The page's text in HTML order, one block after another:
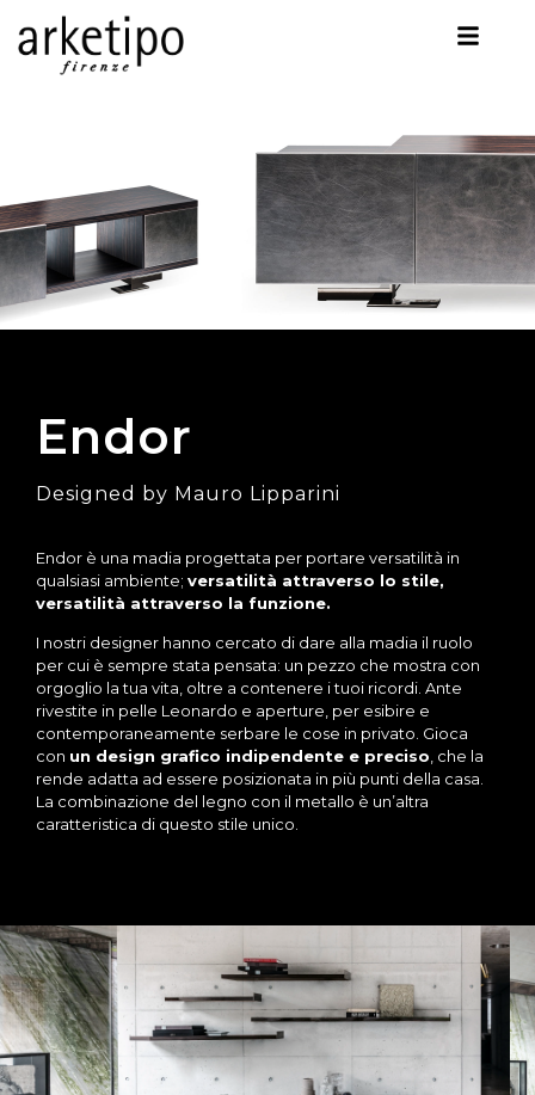
Endor
Designed by Mauro Lipparini
Endor è una madia progettata per portare versatilità in
qualsiasi ambiente; versatilità attraverso lo stile,
versatilità attraverso la funzione.
I nostri designer hanno cercato di dare alla madia il ruolo
per cui è sempre stata pensata: un pezzo che mostra con
orgoglio la tua vita, oltre a contenere i tuoi ricordi. Ante
rivestite in pelle Leonardo e aperture, per esibire e
contemporaneamente serbare le cose in privato. Gioca
con un design grafico indipendente e preciso, che la
rende adatta ad essere posizionata in più punti della casa.
La combinazione del legno con il metallo è un’altra
caratteristica di questo stile unico.